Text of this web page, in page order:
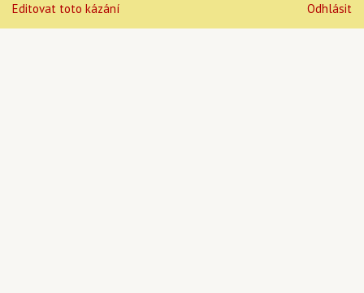
Editovat toto kázání Odhlásit